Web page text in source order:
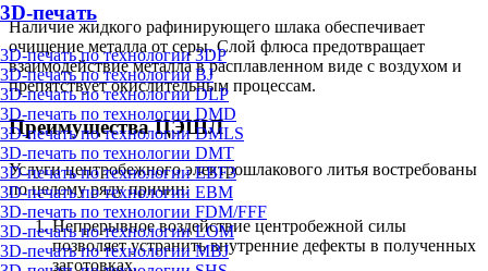
3D-печать
3D-печать по технологии 3DP
3D-печать по технологии BJ
3D-печать по технологии DLP
3D-печать по технологии DMD
3D-печать по технологии DMLS
3D-печать по технологии DMT
3D-печать по технологии EBF3
3D-печать по технологии EBM
3D-печать по технологии FDM/FFF
3D-печать по технологии LOM
3D-печать по технологии MBJ
Наличие жидкого рафинирующего шлака обеспечивает
очищение металла от серы. Слой флюса предотвращает
взаимодействие металла в расплавленном виде с воздухом и
препятствует окислительным процессам.
Преимущества ЦЭШЛ
Услуги центробежного электрошлакового литья востребованы
по целому ряду причин:
Непрерывное воздействие центробежной силы
позволяет устранить внутренние дефекты в полученных
заготовках.